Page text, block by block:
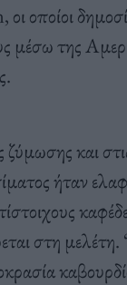
οποίοι
μέσω της
και
ήταν
στη